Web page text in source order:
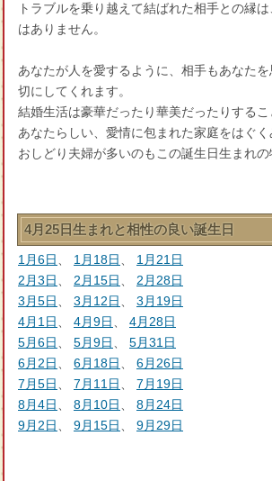
トラブルを乗り越えて結ばれた相手との縁
はありません。
あなたが人を愛するように、相手もあなた
切にしてくれます。
結婚生活は豪華だったり華美だったりするこ
あなたらしい、愛情に包まれた家庭をはぐく
おしどり夫婦が多いのもこの誕生日生まれの
4月25日生まれと相性の良い誕生日
1月6日、 1月18日、 1月21日
2月3日、 2月15日、 2月28日
3月5日、 3月12日、 3月19日
4月1日、 4月9日、 4月28日
5月6日、 5月9日、 5月31日
6月2日、 6月18日、 6月26日
7月5日、 7月11日、 7月19日
8月4日、 8月10日、 8月24日
9月2日、 9月15日、 9月29日